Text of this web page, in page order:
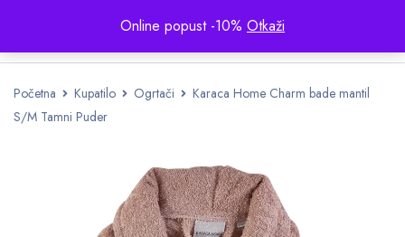
Online popust -10% Otkaži
Početna Kupatilo Ogrtači
Karaca Home Charm bade mantil
S/M Tamni Puder